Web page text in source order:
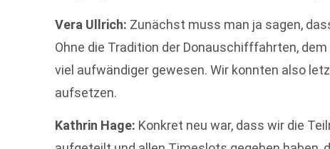
Vera Ullrich: Zunächst muss man ja sagen,
Ohne die Tradition der Donauschifffahrten,
viel aufwändiger gewesen. Wir konnten also
aufsetzen.
Kathrin Hage: Konkret neu war, dass wir die